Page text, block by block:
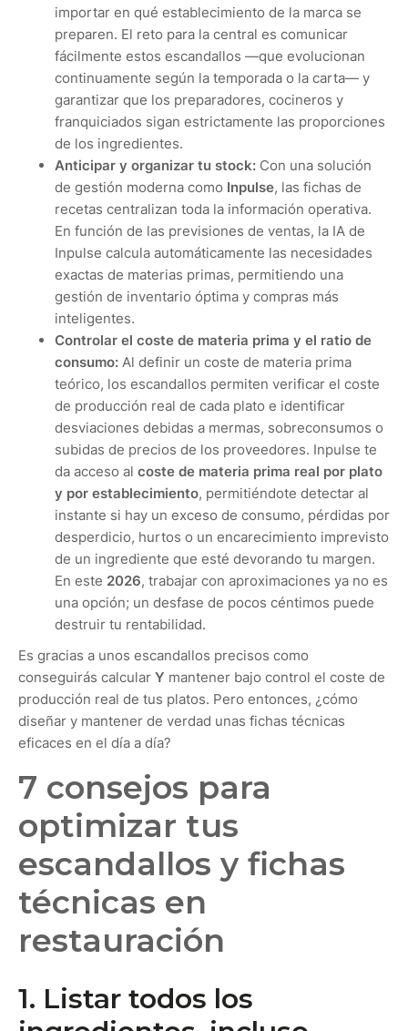
importar en qué establecimiento de la marca se
preparen. El reto para la central es comunicar
fácilmente estos escandallos —que evolucionan
continuamente según la temporada o la carta— y
garantizar que los preparadores, cocineros y
franquiciados sigan estrictamente las proporciones
de los ingredientes.
Anticipar y organizar tu stock: Con una solución
de gestión moderna como Inpulse, las fichas de
recetas centralizan toda la información operativa.
En función de las previsiones de ventas, la IA de
Inpulse calcula automáticamente las necesidades
exactas de materias primas, permitiendo una
gestión de inventario óptima y compras más
inteligentes.
Controlar el coste de materia prima y el ratio de
consumo: Al definir un coste de materia prima
teórico, los escandallos permiten verificar el coste
de producción real de cada plato e identificar
desviaciones debidas a mermas, sobreconsumos o
subidas de precios de los proveedores. Inpulse te
da acceso al coste de materia prima real por plato
y por establecimiento, permitiéndote detectar al
instante si hay un exceso de consumo, pérdidas por
desperdicio, hurtos o un encarecimiento imprevisto
de un ingrediente que esté devorando tu margen.
En este 2026, trabajar con aproximaciones ya no es
una opción; un desfase de pocos céntimos puede
destruir tu rentabilidad.
Es gracias a unos escandallos precisos como
conseguirás calcular Y mantener bajo control el coste de
producción real de tus platos. Pero entonces, ¿cómo
diseñar y mantener de verdad unas fichas técnicas
eficaces en el día a día?
7 consejos para
optimizar tus
escandallos y fichas
técnicas en
restauración
1. Listar todos los